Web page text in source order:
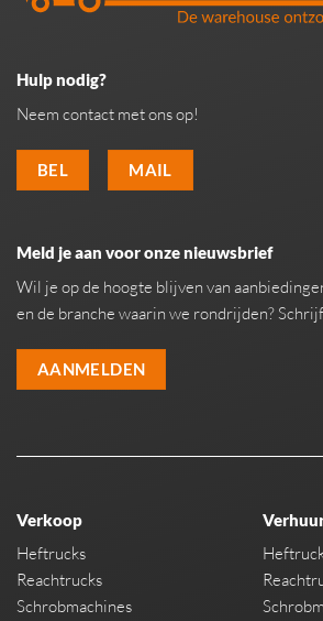
Hulp nodig?
Neem contact met ons op!
BEL MAIL
Meld je aan voor onze nieuwsbrief
Wil je op de hoogte blijven van
en de branche waarin we rondrijden?
AANMELDEN
Verkoop
Heftrucks
Reachtrucks
Schrobmachines